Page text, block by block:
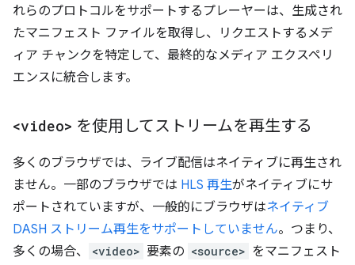
れらのプロトコルをサポートするプレーヤーは、生成され
たマニフェスト ファイルを取得し、リクエストするメデ
ィア チャンクを特定して、最終的なメディア エクスペリ
エンスに統合します。
<video> を使用してストリームを再生する
多くのブラウザでは、ライブ配信はネイティブに再生され
ません。一部のブラウザでは HLS 再生がネイティブにサ
ポートされていますが、一般的にブラウザはネイティブ
DASH ストリーム再生をサポートしていません。つまり、
多くの場合、
<video> 要素の <source> をマニフェスト